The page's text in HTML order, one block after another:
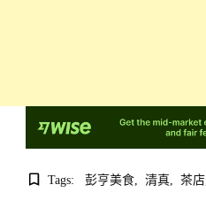
Tags: 彭亨美食 清真 茶店